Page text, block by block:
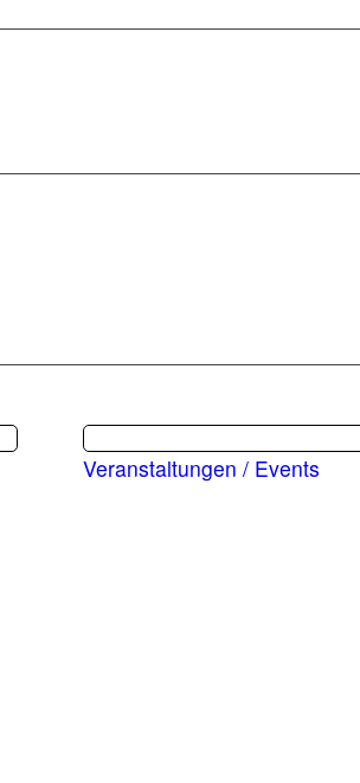
Veranstaltungen / Events